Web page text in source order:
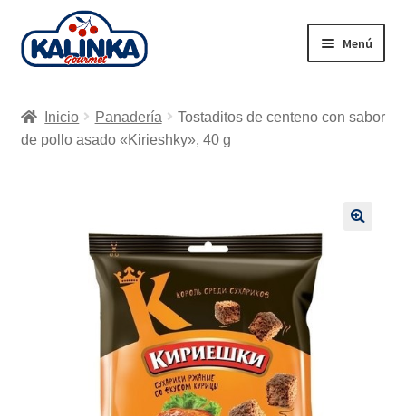
Ir
a
Ir
al
Menú
Tienda en línea
Inicio Panadería
Tostaditos de centeno con sabor
de pollo asado «Kirieshky», 40 g